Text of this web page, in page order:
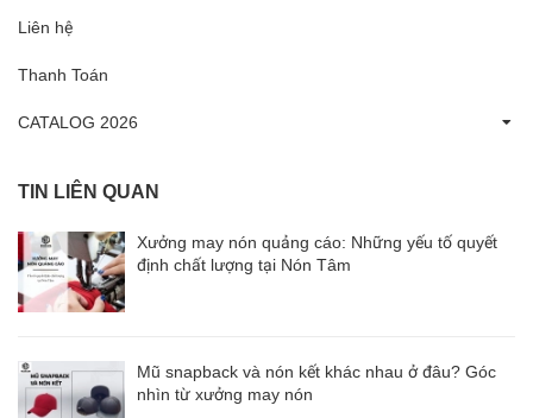
Liên hệ
Thanh Toán
CATALOG 2026
TIN LIÊN QUAN
Xưởng may nón quảng cáo: Những yếu tố quyết
định chất lượng tại Nón Tâm
Mũ snapback và nón kết khác nhau ở đâu? Góc
nhìn từ xưởng may nón